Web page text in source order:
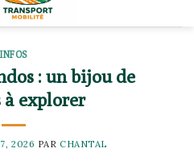
INFOS
: un bijou de
à explorer
2026 PARCHANTAL